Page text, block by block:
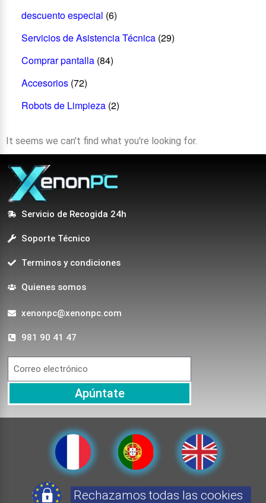
descuento especial (6)
Servicios de Asistencia Técnica (29)
Comprar pantalla (84)
Accesorios (72)
Robots de Limpieza (2)
It seems we can't find what you're looking for.
Servicio de Recogida 24h
Soporte Técnico
Terminos y condiciones
Quienes somos
xenonpc@xenonpc.com
981 90 41 47
Apúntate
Rechazamos todas las cookies